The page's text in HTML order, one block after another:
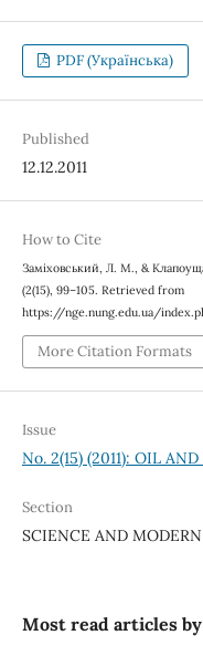
PDF (Українська)
Published
12.12.2011
How to Cite
Заміховський, Л. М., &
(2(15), 99–105. Retrieved from
https://nge.nung.edu.ua/
More Citation Formats
Issue
No. 2(15) (2011): OIL
Section
SCIENCE AND
Most read articles